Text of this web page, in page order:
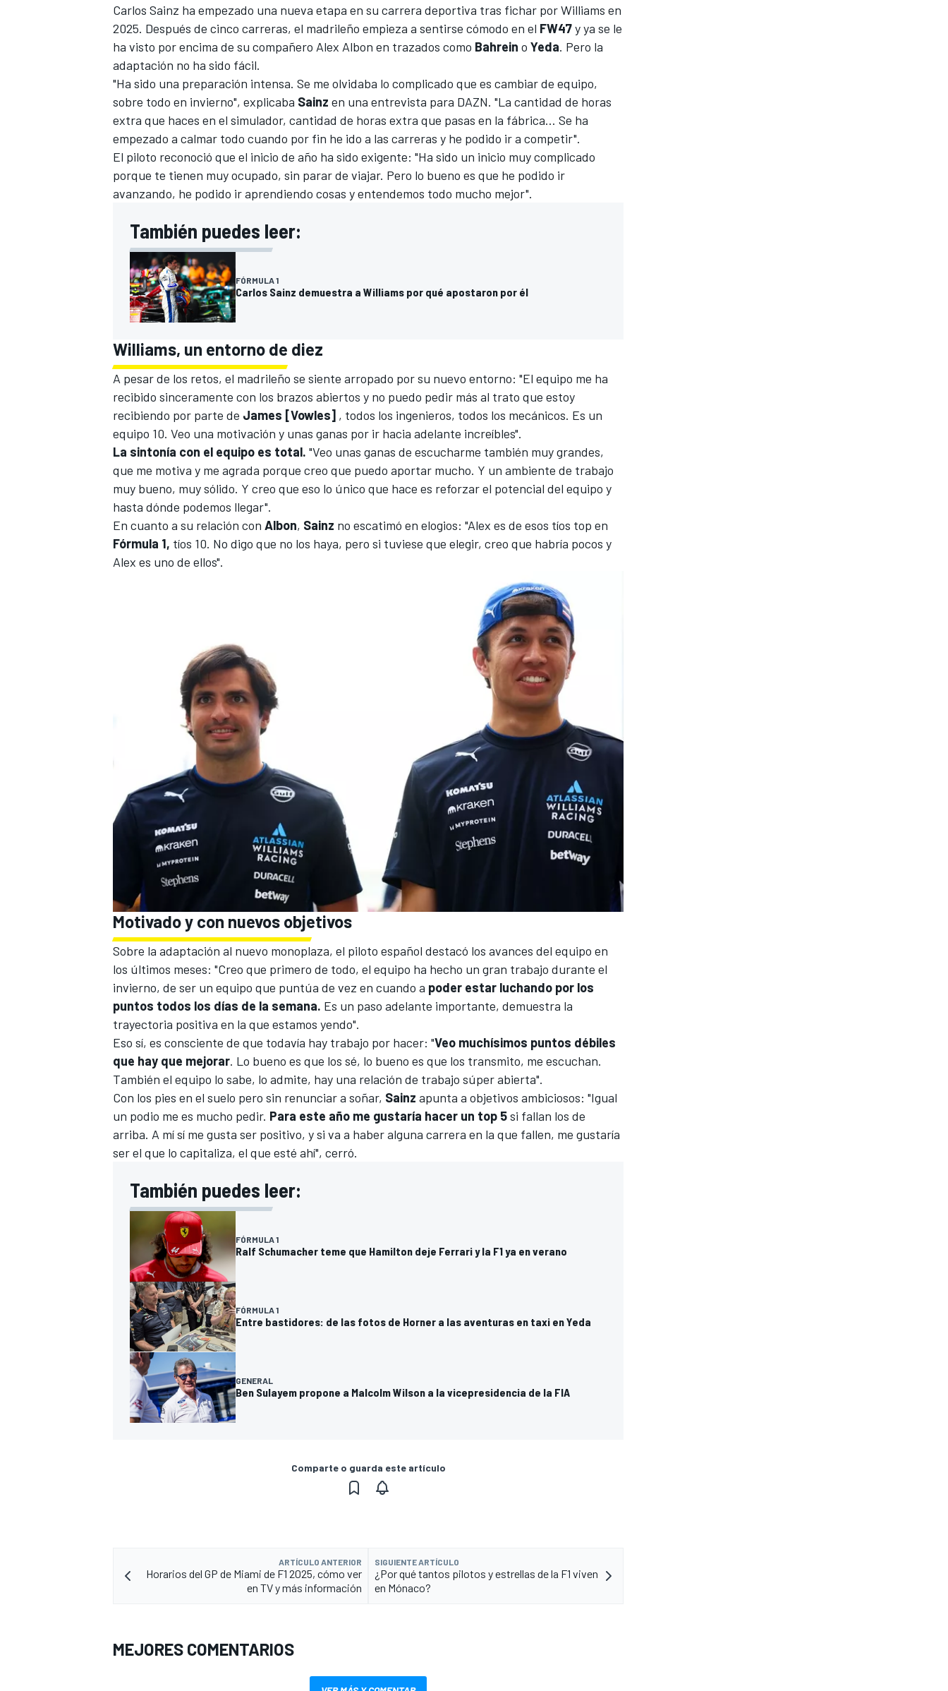
Carlos Sainz ha empezado una nueva etapa en su carrera deportiva tras fichar porWilliams en
2025. Después de cinco carreras, el madrileño empieza a sentirse cómodo en el FW47y ya se le
ha visto por encima de su compañero Alex Albon en trazados como Bahrein o Yeda. Pero la
adaptación no ha sido fácil.
"Ha sido una preparación intensa. Se me olvidaba lo complicado que es cambiar de equipo,
sobre todo en invierno", explicaba Sainz en una entrevista para DAZN. "La cantidad de horas
extra que haces en el simulador, cantidad de horas extra que pasas en la fábrica… Se ha
empezado a calmar todo cuando por fin he ido a las carreras y he podido ir a competir".
El piloto reconoció que el inicio de año ha sido exigente: "Ha sido un inicio muy complicado
porque te tienen muy ocupado, sin parar de viajar. Pero lo bueno es que he podido ir
avanzando, he podido ir aprendiendo cosas y entendemos todo mucho mejor".
También puedes leer:
FÓRMULA 1
Carlos Sainz demuestra a Williams por qué apostaron por él
Williams, un entorno de diez
A pesar de los retos, el madrileño se siente arropado por su nuevo entorno: "El equipo me ha
recibido sinceramente con los brazos abiertos y no puedo pedir más al trato que estoy
recibiendo por parte de James [Vowles] , todos los ingenieros, todos los mecánicos. Es un
equipo 10. Veo una motivación y unas ganas por ir hacia adelante increíbles".
La sintonía con el equipo es total. "Veo unas ganas de escucharme también muy grandes,
que me motiva y me agrada porque creo que puedo aportar mucho. Y un ambiente de trabajo
muy bueno, muy sólido. Y creo que eso lo único que hace es reforzar el potencial del equipo y
hasta dónde podemos llegar".
En cuanto a su relación con Albon, Sainz no escatimó en elogios: "Alex es de esos tíos top en
Fórmula 1, tíos 10. No digo que no los haya, pero si tuviese que elegir, creo que habría pocos y
Alex es uno de ellos".
Motivado y con nuevos objetivos
Sobre la adaptación al nuevo monoplaza, el piloto español destacó los avances del equipo en
los últimos meses: "Creo que primero de todo, el equipo ha hecho un gran trabajo durante el
invierno, de ser un equipo que puntúa de vez en cuando a poder estar luchando por los
puntos todos los días de la semana. Es un paso adelante importante, demuestra la
trayectoria positiva en la que estamos yendo".
Eso sí, es consciente de que todavía hay trabajo por hacer: "Veo muchísimos puntos débiles
que hay que mejorar. Lo bueno es que los sé, lo bueno es que los transmito, me escuchan.
También el equipo lo sabe, lo admite, hay una relación de trabajo súper abierta".
Con los pies en el suelo pero sin renunciar a soñar, Sainz apunta a objetivos ambiciosos: "Igual
un podio me es mucho pedir. Para este año me gustaría hacer un top 5si fallan los de
arriba. A mí sí me gusta ser positivo, y si va a haber alguna carrera en la que fallen, me gustaría
ser el que lo capitaliza, el que esté ahí", cerró.
También puedes leer:
FÓRMULA 1
Ralf Schumacher teme que Hamilton deje Ferrari y la F1 ya en verano
FÓRMULA 1
Entre bastidores: de las fotos de Horner a las aventuras en taxi en Yeda
GENERAL
Ben Sulayem propone a Malcolm Wilson a la vicepresidencia de la FIA
Comparte o guarda este artículo
ARTÍCULO ANTERIOR
Horarios del GP de Miami de F1 2025, cómo ver
en TV y más información
SIGUIENTE ARTÍCULO
¿Por qué tantos pilotos y estrellas de la F1 viven
en Mónaco?
MEJORES COMENTARIOS